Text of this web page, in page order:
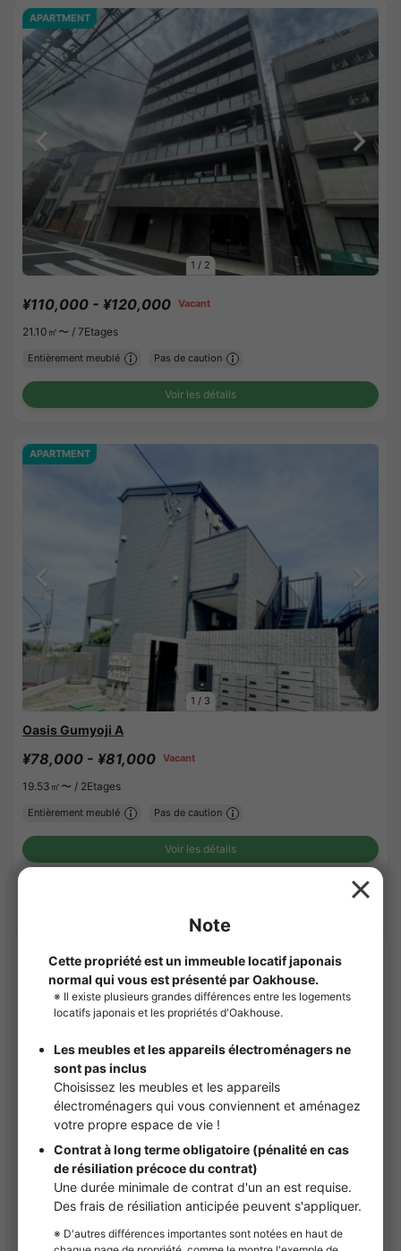
1 / 2
APARTMENT
¥110,000 - ¥120,000 Vacant
21.10㎡〜 / 7Etages
Entièrement meublé Pas de caution
Voir les détails
1 / 3
APARTMENT
Oasis Gumyoji A
¥78,000 - ¥81,000 Vacant
19.53㎡〜 / 2Etages
Entièrement meublé Pas de caution
Voir les détails
1/3
APARTMENT
¥78,000 - ¥78,000 Vacant